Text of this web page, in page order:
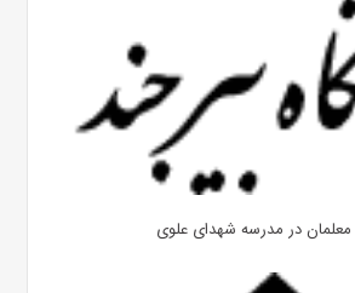
معلمان در مدرسه شهدای علوی